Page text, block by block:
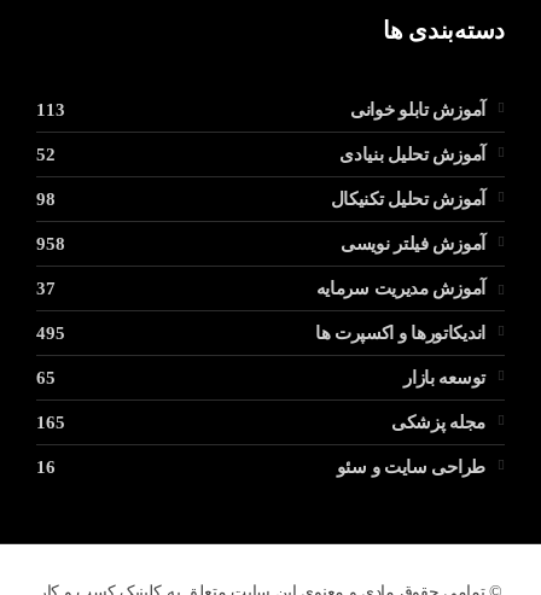
دسته‌بندی ها
آموزش تابلو خوانی 113
آموزش تحلیل بنیادی 52
آموزش تحلیل تکنیکال 98
آموزش فیلتر نویسی 958
آموزش مدیریت سرمایه 37
اندیکاتورها و اکسپرت ها 495
توسعه بازار 65
مجله پزشکی 165
طراحی سایت و سئو 16